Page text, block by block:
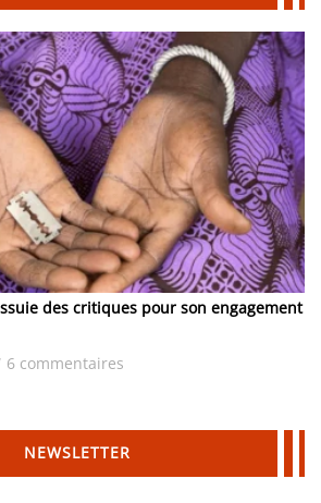
des critiques pour son engagement
6 commentaires
NEWSLETTER